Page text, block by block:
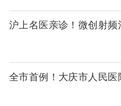
沪上名医亲诊！微创射频
全市首例！大庆市人民医